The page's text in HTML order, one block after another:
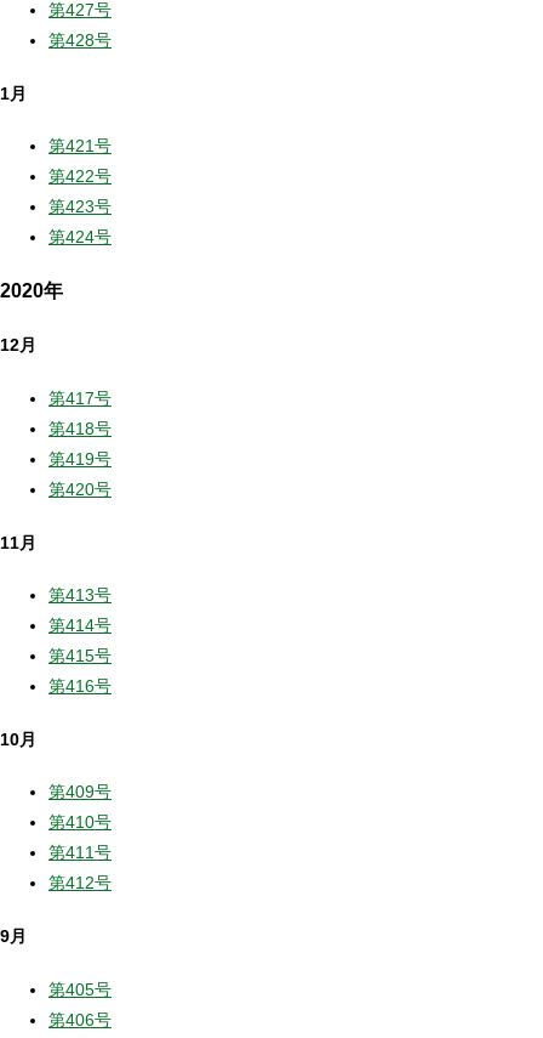
第427号
第428号
1月
第421号
第422号
第423号
第424号
2020年
12月
第417号
第418号
第419号
第420号
11月
第413号
第414号
第415号
第416号
10月
第409号
第410号
第411号
第412号
9月
第405号
第406号